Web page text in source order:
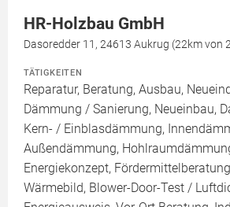
HR-Holzbau GmbH
Dasoredder 11, 24613 Aukrug (22km von
TÄTIGKEITEN
Reparatur, Beratung, Ausbau,
Dämmung / Sanierung, Neueinbau,
Kern- / Einblasdämmung,
Außendämmung,
Energiekonzept,
Wärmebild, Blower-Door-Test /